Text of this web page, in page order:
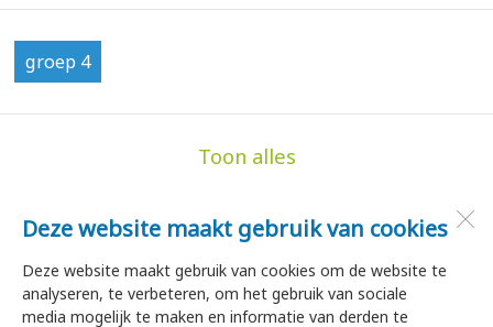
Deze website maakt gebruik van cookies
Deze website maakt gebruik van cookies om de website te
analyseren, te verbeteren, om het gebruik van sociale
media mogelijk te maken en informatie van derden te
groep 4
Toon alles
de Hoge Akker
1747 HA Tuitjenhorn